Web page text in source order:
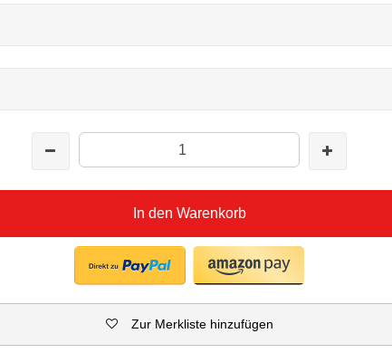
In den Warenkorb
Zur Merkliste hinzufügen